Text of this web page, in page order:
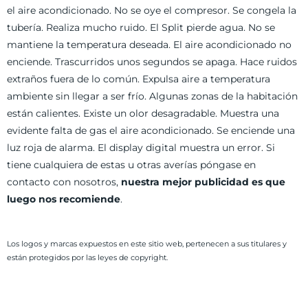
el aire acondicionado. No se oye el compresor. Se congela la
tubería. Realiza mucho ruido. El Split pierde agua. No se
mantiene la temperatura deseada. El aire acondicionado no
enciende. Trascurridos unos segundos se apaga. Hace ruidos
extraños fuera de lo común. Expulsa aire a temperatura
ambiente sin llegar a ser frío. Algunas zonas de la habitación
están calientes. Existe un olor desagradable. Muestra una
evidente falta de gas el aire acondicionado. Se enciende una
luz roja de alarma. El display digital muestra un error. Si
tiene cualquiera de estas u otras averías póngase en
contacto con nosotros, nuestra mejor publicidad es que
luego nos recomiende.
Los logos y marcas expuestos en este sitio web, pertenecen a sus titulares y
están protegidos por las leyes de copyright.